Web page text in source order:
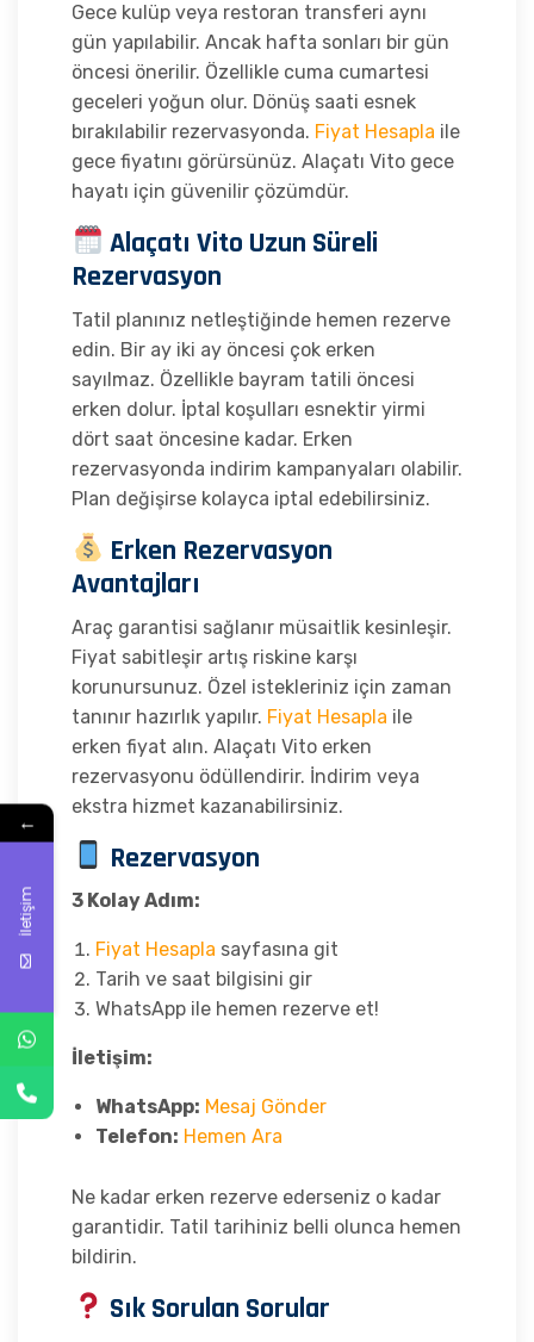
Gece kulüp veya restoran transferi aynı
gün yapılabilir. Ancak hafta sonları bir gün
öncesi önerilir. Özellikle cuma cumartesi
geceleri yoğun olur. Dönüş saati esnek
bırakılabilir rezervasyonda. Fiyat Hesapla ile
gece fiyatını görürsünüz. Alaçatı Vito gece
hayatı için güvenilir çözümdür.
Alaçatı Vito Uzun Süreli
Rezervasyon
Tatil planınız netleştiğinde hemen rezerve
edin. Bir ay iki ay öncesi çok erken
sayılmaz. Özellikle bayram tatili öncesi
erken dolur. İptal koşulları esnektir yirmi
dört saat öncesine kadar. Erken
rezervasyonda indirim kampanyaları olabilir.
Plan değişirse kolayca iptal edebilirsiniz.
Erken Rezervasyon
Avantajları
Araç garantisi sağlanır müsaitlik kesinleşir.
Fiyat sabitleşir artış riskine karşı
korunursunuz. Özel istekleriniz için zaman
tanınır hazırlık yapılır. Fiyat Hesapla ile
erken fiyat alın. Alaçatı Vito erken
rezervasyonu ödüllendirir. İndirim veya
ekstra hizmet kazanabilirsiniz.
Rezervasyon
3 Kolay Adım:
Fiyat Hesapla sayfasına git
Tarih ve saat bilgisini gir
WhatsApp ile hemen rezerve et!
İletişim:
WhatsApp: Mesaj Gönder
Telefon: Hemen Ara
Ne kadar erken rezerve ederseniz o kadar
garantidir. Tatil tarihiniz belli olunca hemen
bildirin.
Sık Sorulan Sorular
←
İletişim